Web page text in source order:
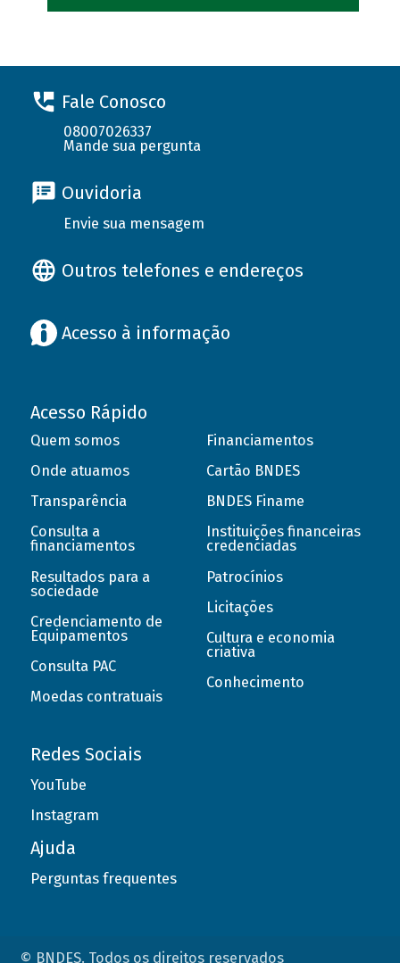
Fale Conosco
08007026337
Mande sua pergunta
Ouvidoria
Envie sua mensagem
Outros telefones e endereços
Acesso à informação
Acesso Rápido
Quem somos
Onde atuamos
Transparência
Consulta a
financiamentos
Resultados para a
sociedade
Credenciamento de
Equipamentos
Consulta PAC
Moedas contratuais
Financiamentos
Cartão BNDES
BNDES Finame
Instituições financeiras
credenciadas
Patrocínios
Licitações
Cultura e economia
criativa
Conhecimento
Redes Sociais
YouTube
Instagram
Ajuda
Perguntas frequentes
© BNDES. Todos os direitos reservados